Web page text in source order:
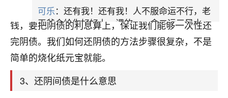
式。2、根据我们自身欠下的数额来准备元宝与玉皇
钱，要把阴债的利息算上，保证我们能够一次性还
完阴债。我们如何还阴债的方法步骤很复杂，不是
简单的烧化纸元宝就能。
3、还阴间债是什么意思
可乐：还有我！还有我！人不服命运不行，老
天爷会给你好好上一课的。一命二运三风水，
哪样不服都不行！
平安是福：我也是每年找老师化太岁，看年
卦，认识老师3年了，都是缘分啊！
17分钟前 来自湖北